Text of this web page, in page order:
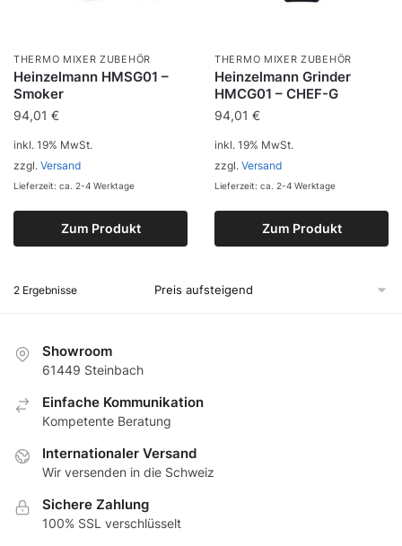
THERMO MIXER ZUBEHÖR
Heinzelmann HMSG01 –
Smoker
94,01 €
Zum Produkt
inkl. 19% MwSt.
zzgl. Versand
Lieferzeit: ca. 2-4 Werktage
THERMO MIXER ZUBEHÖR
Heinzelmann Grinder
HMCG01 – CHEF-G
94,01 €
Zum Produkt
inkl. 19% MwSt.
zzgl. Versand
Lieferzeit: ca. 2-4 Werktage
2 Ergebnisse
Showroom
61449 Steinbach
Еinfache Kommunikation
Кompetente Beratung
Internationaler Versand
Wir versenden in die Schweiz
Sichere Zahlung
100% SSL verschlüsselt